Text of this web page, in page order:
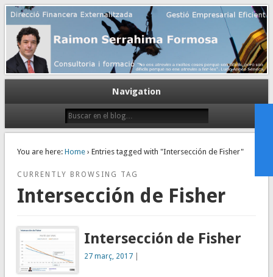
Dirección financiera de la PyME
Gestión empresarial eficiente. Dirección financiera externalizada.
Navigation
You are here: Home› Entries tagged with "Intersección de Fisher"
CURRENTLY BROWSING TAG
Intersección de Fisher
Intersección de Fisher
27 març, 2017